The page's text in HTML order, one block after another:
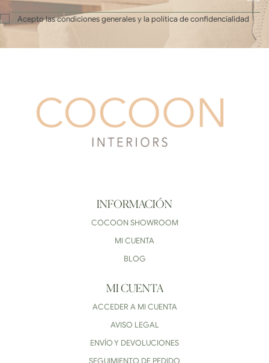
Acepto las condiciones generales y la política de confidencialidad
INFORMACIÓN
COCOON SHOWROOM
MI CUENTA
BLOG
MI CUENTA
ACCEDER A MI CUENTA
AVISO LEGAL
ENVÍO Y DEVOLUCIONES
SEGUIMIENTO DE PEDIDO